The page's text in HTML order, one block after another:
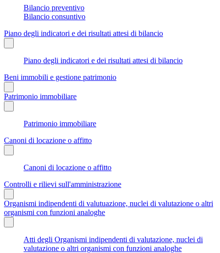
Bilancio preventivo
Bilancio consuntivo
Piano degli indicatori e dei risultati attesi di bilancio
Piano degli indicatori e dei risultati attesi di bilancio
Beni immobili e gestione patrimonio
Patrimonio immobiliare
Patrimonio immobiliare
Canoni di locazione o affitto
Canoni di locazione o affitto
Controlli e rilievi sull'amministrazione
Organismi indipendenti di valutuazione, nuclei di valutazione o altri
organismi con funzioni analoghe
Atti degli Organismi indipendenti di valutazione, nuclei di
valutazione o altri organismi con funzioni analoghe